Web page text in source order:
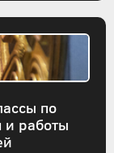
по
и работы